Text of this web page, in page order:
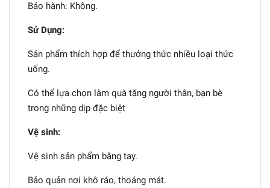
Bảo hành: Không.
Sử Dụng:
Sản phẩm thích hợp để thưởng thức nhiều loại thức
uống.
Có thể lựa chọn làm quà tặng người thân, bạn bè
trong những dịp đặc biệt
Vệ sinh:
Vệ sinh sản phẩm bằng tay.
Bảo quản nơi khô ráo, thoáng mát.